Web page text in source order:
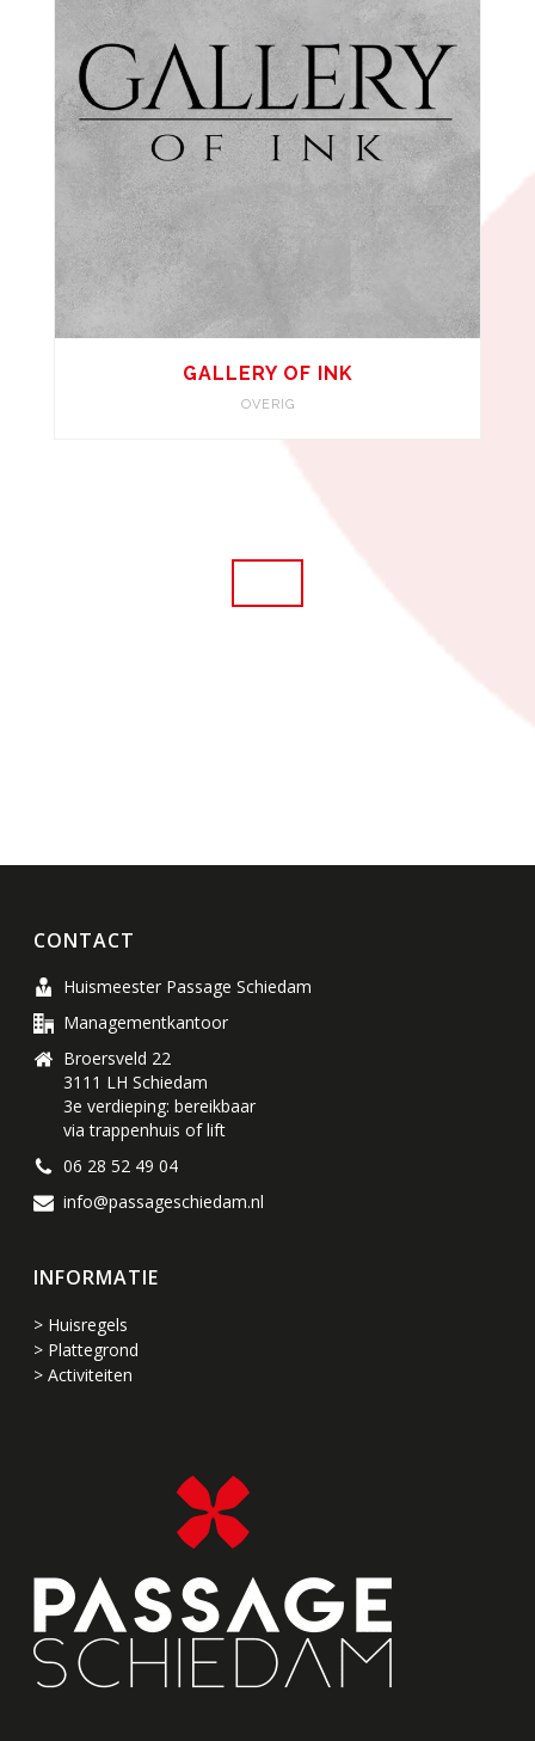
GALLERY OF INK
OVERIG
CONTACT
Huismeester Passage Schiedam
Managementkantoor
Broersveld 22
3111 LH Schiedam
3e verdieping: bereikbaar
via trappenhuis of lift
06 28 52 49 04
info@passageschiedam.nl
INFORMATIE
> Huisregels
> Plattegrond
> Activiteiten